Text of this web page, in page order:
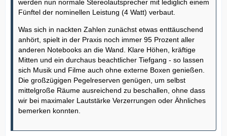
werden nun normale Stereolautsprecher mit lediglich einem
Fünftel der nominellen Leistung (4 Watt) verbaut.
Was sich in nackten Zahlen zunächst etwas enttäuschend
anhört, spielt in der Praxis noch immer 95 Prozent aller
anderen Notebooks an die Wand. Klare Höhen, kräftige
Mitten und ein durchaus beachtlicher Tiefgang - so lassen
sich Musik und Filme auch ohne externe Boxen genießen.
Die großzügigen Pegelreserven genügen, um selbst
mittelgroße Räume ausreichend zu beschallen, ohne dass
wir bei maximaler Lautstärke Verzerrungen oder Ähnliches
bemerken konnten.